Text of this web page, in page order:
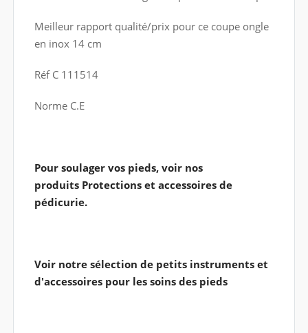
Meilleur rapport qualité/prix pour ce coupe ongle
en inox 14 cm
Réf C 111514
Norme C.E
Pour soulager vos pieds, voir nos
produits Protections et accessoires de
pédicurie.
Voir notre sélection de petits instruments et
d'accessoires pour les soins des pieds